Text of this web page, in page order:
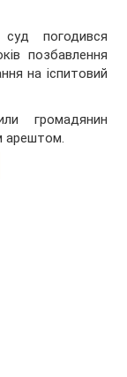
погодився
позбавлення
на іспитовий
громадянин
арештом.